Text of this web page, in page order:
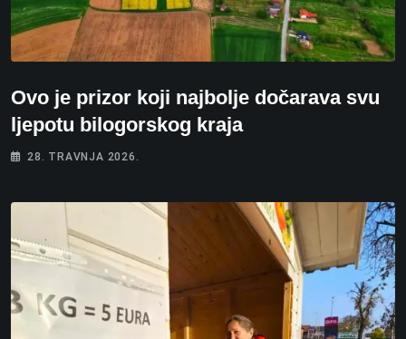
Ovo je prizor koji najbolje dočarava svu
ljepotu bilogorskog kraja
28. TRAVNJA 2026.